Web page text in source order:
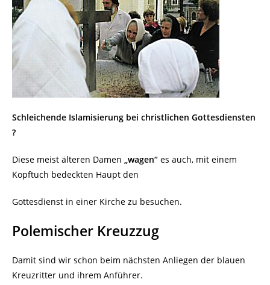
Schleichende Islamisierung bei christlichen Gottesdiensten
?
Diese meist älteren Damen „wagen“ es auch, mit einem
Kopftuch bedeckten Haupt den
Gottesdienst in einer Kirche zu besuchen.
Polemischer Kreuzzug
Damit sind wir schon beim nächsten Anliegen der blauen
Kreuzritter und ihrem Anführer.